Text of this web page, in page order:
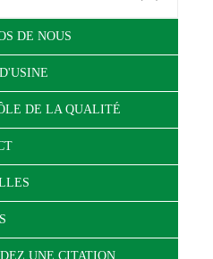
DE NOUS
DE LA QUALITÉ
UNE CITATION